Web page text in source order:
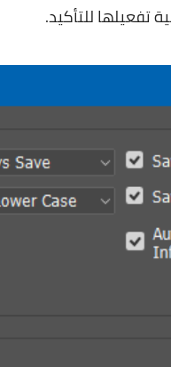
للتأكيد.